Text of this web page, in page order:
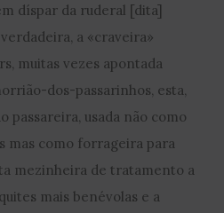
díspar da ruderal [dita]
a «craveira»
muitas vezes apontada
dos-passarinhos, esta,
passareira, usada não como
mas como forrageira para
mezinheira de tratamento a
mais benévolas e a